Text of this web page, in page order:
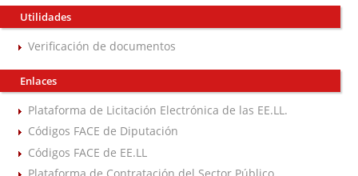
Utilidades
Verificación de documentos
Enlaces
Plataforma de Licitación Electrónica de las EE.LL.
Códigos FACE de Diputación
Códigos FACE de EE.LL